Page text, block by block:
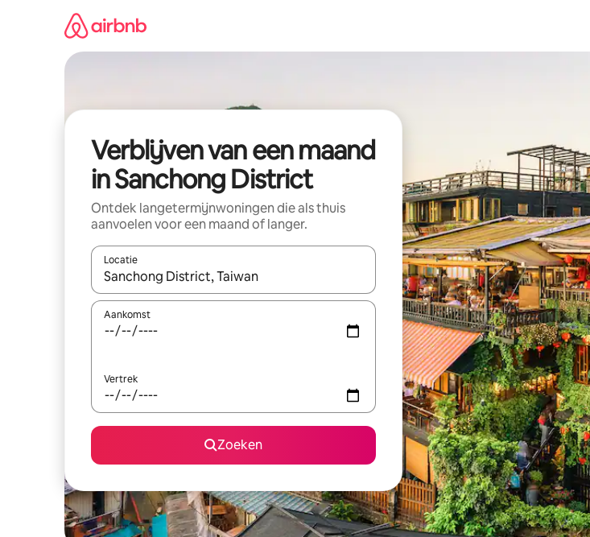
Verblijven van een maand
in Sanchong District
Ontdek langetermijnwoningen die als thuis
aanvoelen voor een maand of langer.
Locatie
Wanneer er resultaten beschikbaar zijn, maak je een keuze met je de pijltjestoetsen omhoog
Aankomst
Vertrek
Zoeken